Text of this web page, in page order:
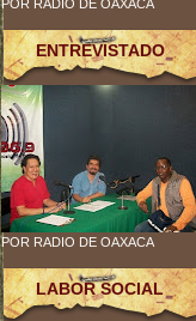
POR RADIO DE OAXACA
ENTREVISTADO
POR RADIO DE OAXACA
LABOR SOCIAL